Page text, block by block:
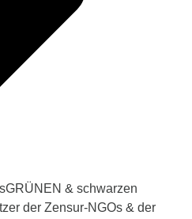
& schwarzen
der Zensur-NGOs & der